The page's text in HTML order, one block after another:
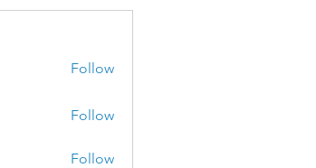
Follow
Follow
Follow